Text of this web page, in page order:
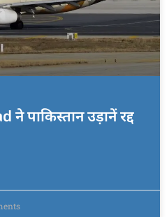
पाकिस्तान उड़ानें रद्द